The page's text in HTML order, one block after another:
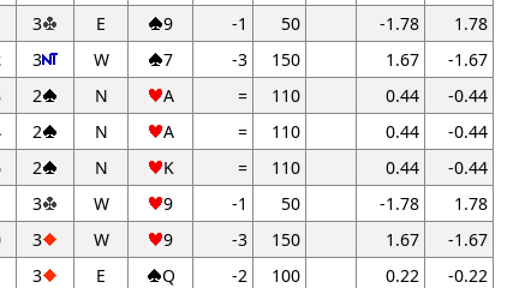
3 E 9 -1 50 -1.78
1.78
3 W 7 -3 150 1.67
-1.67
2 N A = 110 0.44
-0.44
2 N A = 110 0.44
-0.44
2 N K = 110 0.44
-0.44
3 W 9 -1 50 -1.78
1.78
3 W 9 -3 150 1.67
-1.67
3 E Q -2 100 0.22
-0.22